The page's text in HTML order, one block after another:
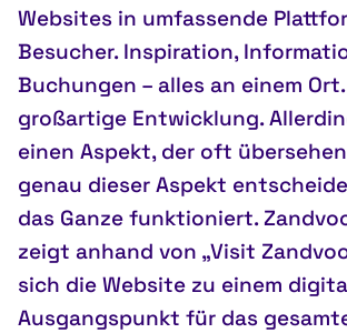
Websites in umfassende
Besucher. Inspiration,
Buchungen – alles an einem
großartige Entwicklung.
einen Aspekt, der oft
genau dieser Aspekt
das Ganze funktioniert.
zeigt anhand von „Visit
sich die Website zu einem
Ausgangspunkt für das